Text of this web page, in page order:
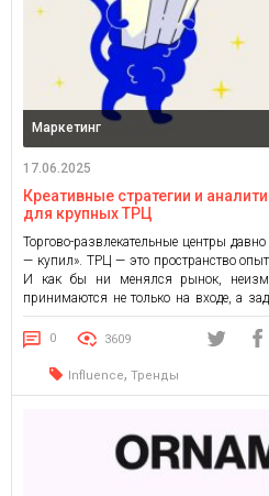
Маркетинг
17.06.2025
Креативные стратегии и
для крупных ТРЦ
Торгово-развлекательные центры
— купил». ТРЦ — это пространство
И как бы ни менялся рынок,
принимаются не только на входе, а
Именно поэтому инфлюенс-
инструментом для ТРЦ. Не как разовая
0 3609
Influence, Тренды